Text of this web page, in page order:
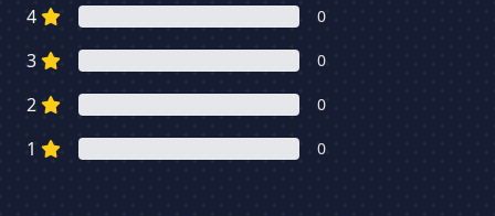
4 0
3 0
2 0
1 0